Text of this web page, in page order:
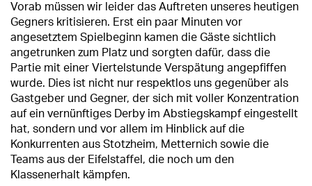
Vorab müssen wir leider das Auftreten unseres heutigen
Gegners kritisieren. Erst ein paar Minuten vor
angesetztem Spielbeginn kamen die Gäste sichtlich
angetrunken zum Platz und sorgten dafür, dass die
Partie mit einer Viertelstunde Verspätung angepfiffen
wurde. Dies ist nicht nur respektlos uns gegenüber als
Gastgeber und Gegner, der sich mit voller Konzentration
auf ein vernünftiges Derby im Abstiegskampf eingestellt
hat, sondern und vor allem im Hinblick auf die
Konkurrenten aus Stotzheim, Metternich sowie die
Teams aus der Eifelstaffel, die noch um den
Klassenerhalt kämpfen.